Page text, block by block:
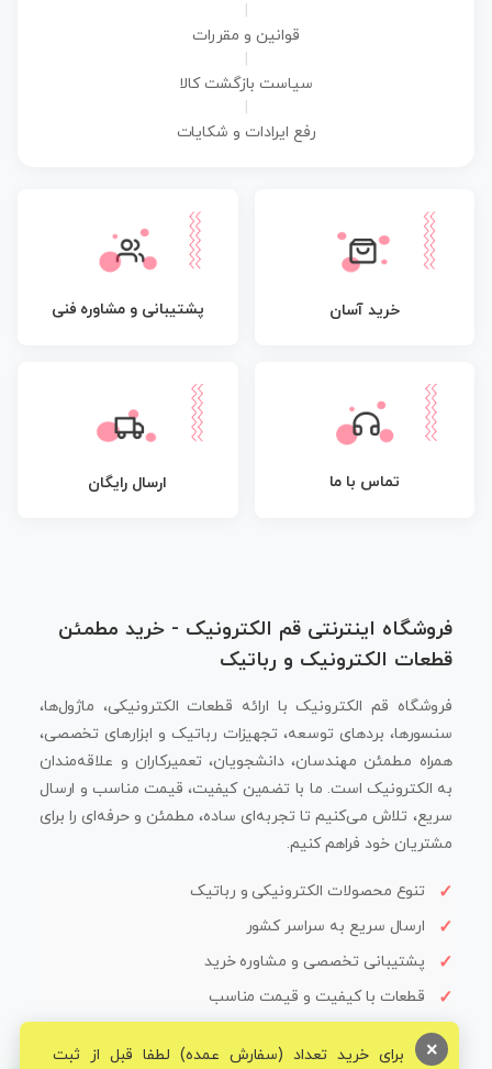
قوانین و مقررات
سیاست بازگشت کالا
رفع ایرادات و شکایات
خرید آسان پشتیبانی و مشاوره فنی
تماس با ما ارسال رایگان
فروشگاه اینترنتی قم الکترونیک - خرید مطمئن
قطعات الکترونیک و رباتیک
فروشگاه قم الکترونیک با ارائه قطعات الکترونیکی، ماژول‌ها،
سنسورها، بردهای توسعه، تجهیزات رباتیک و ابزارهای تخصصی،
همراه مطمئن مهندسان، دانشجویان، تعمیرکاران و علاقه‌مندان
به الکترونیک است. ما با تضمین کیفیت، قیمت مناسب و ارسال
سریع، تلاش می‌کنیم تا تجربه‌ای ساده، مطمئن و حرفه‌ای را برای
مشتریان خود فراهم کنیم.
تنوع محصولات الکترونیکی و رباتیک
ارسال سریع به سراسر کشور
پشتیبانی تخصصی و مشاوره خرید
قطعات با کیفیت و قیمت مناسب
برای خرید تعداد (سفارش عمده) لطفا قبل از ثبت ×